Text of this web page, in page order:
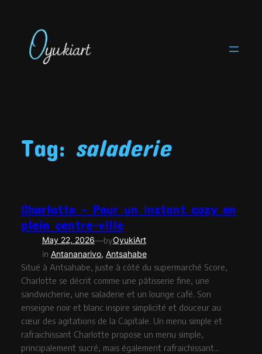
content
Tag: saladerie
Charlotte – Pour un instant cozy en
plein centre-ville
May 22, 2026—byOyukiArt
in Antananarivo, Antsahabe
Situé à Antsahabe, juste à côté du supermarché Score,
Charlotte se décrit comme une pâtisserie fine, une
sandwicherie, une saladerie et un lounge café. Son
enseigne noir et blanc inspire simplicité et douceur au
cœur des agitations de la Capitale. Un menu simple et
rafraichissant Charlotte propose un menu simple,
principalement sucré, mais également rafraichissant…